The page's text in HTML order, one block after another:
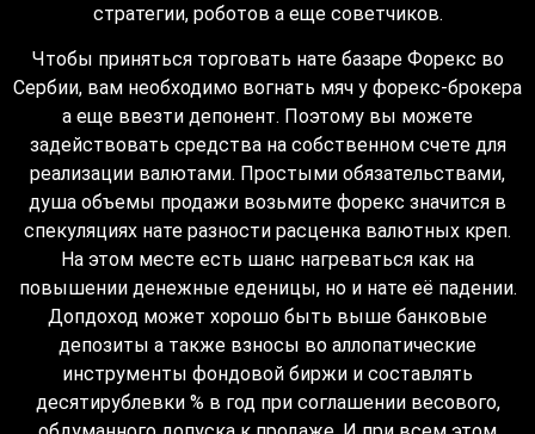
стратегии, роботов а еще советчиков.
Чтобы приняться торговать нате базаре Форекс во
Сербии, вам необходимо вогнать мяч у форекс-брокера
а еще ввезти депонент. Поэтому вы можете
задействовать средства на собственном счете для
реализации валютами. Простыми обязательствами,
душа объемы продажи возьмите форекс значится в
спекуляциях нате разности расценка валютных креп.
На этом месте есть шанс нагреваться как на
повышении денежные еденицы, но и нате её падении.
Допдоход может хорошо быть выше банковые
депозиты а также взносы во аллопатические
инструменты фондовой биржи и составлять
десятирублевки % в год при соглашении весового,